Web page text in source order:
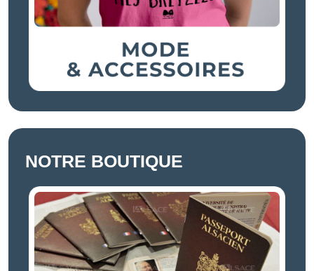
NOTRE BOUTIQUE